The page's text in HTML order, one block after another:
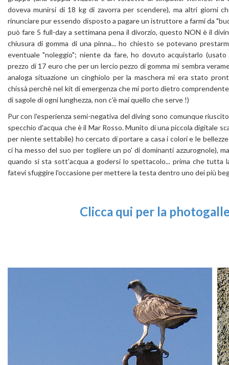
doveva munirsi di 18 kg di zavorra per scendere), ma altri giorni
rinunciare pur essendo disposto a pagare un istruttore a farmi da
può fare 5 full-day a settimana pena il divorzio, questo NON è il
chiusura di gomma di una pinna... ho chiesto se potevano
eventuale "noleggio"; niente da fare, ho dovuto acquistarlo
prezzo di 17 euro che per un lercio pezzo di gomma mi sembra
analoga situazione un cinghiolo per la maschera mi era stato
chissà perchè nel kit di emergenza che mi porto dietro
di sagole di ogni lunghezza, non c'è mai quello che serve !)
Pur con l'esperienza semi-negativa del diving sono comunque
specchio d'acqua che è il Mar Rosso. Munito di una piccola digitale
per niente settabile) ho cercato di portare a casa i colori e le
ci ha messo del suo per togliere un po' di dominanti azzurognole),
quando si sta sott'acqua a godersi lo spettacolo... prima che tutta
fatevi sfuggire l'occasione per mettere la testa dentro uno dei più
Clicca qui per la